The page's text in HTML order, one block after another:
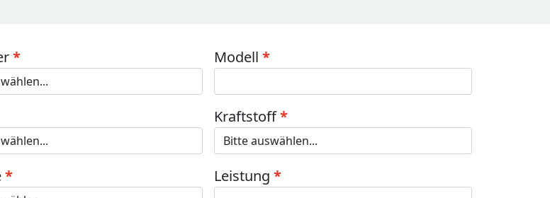
Modell
Kraftstoff
Leistung